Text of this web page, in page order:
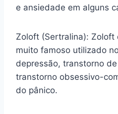
e ansiedade em alguns
Zoloft (Sertralina): Zoloft
muito famoso utilizado
depressão, transtorno
transtorno obsessivo-
do pânico.